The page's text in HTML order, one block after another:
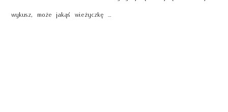
wykusz, może jakąś wieżyczkę …